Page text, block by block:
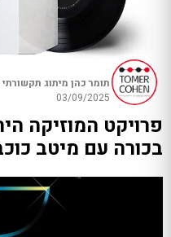
תומר כהן מיתוג תקשורתי
03/09/2025
פרויקט המוזיקה
בכורה עם מיטב